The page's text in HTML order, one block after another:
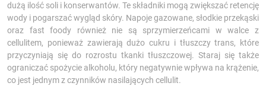
dużą ilość soli i konserwantów. Te składniki mogą zwiększać retencję
wody i pogarszać wygląd skóry. Napoje gazowane, słodkie przekąski
oraz fast foody również nie są sprzymierzeńcami w walce z
cellulitem, ponieważ zawierają dużo cukru i tłuszczy trans, które
przyczyniają się do rozrostu tkanki tłuszczowej. Staraj się także
ograniczać spożycie alkoholu, który negatywnie wpływa na krążenie,
co jest jednym z czynników nasilających cellulit.